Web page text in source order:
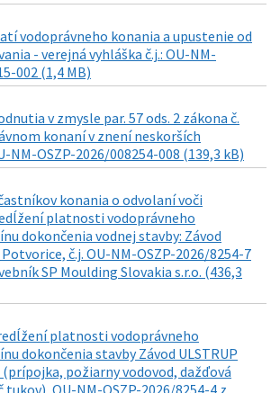
vodoprávneho konania a upustenie od
- verejná vyhláška č.j.: OU-NM-
002 (1,4 MB)
v zmysle par. 57 ods. 2 zákona č.
konaní v znení neskorších
NM-OSZP-2026/008254-008 (139,3 kB)
konania o odvolaní voči
platnosti vodoprávneho
dokončenia vodnej stavby: Závod
Potvorice, č.j. OU-NM-OSZP-2026/8254-7
SP Moulding Slovakia s.r.o. (436,3
platnosti vodoprávneho
dokončenia stavby Závod ULSTRUP
(prípojka, požiarny vodovod, dažďová
OU-NM-OSZP-2026/8254-4 z